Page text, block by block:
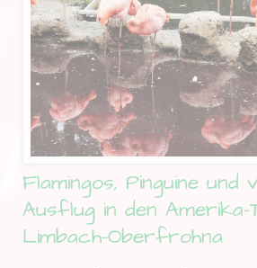
Flamingos, Pinguine und
Ausflug in den
Limbach-Oberfrohna